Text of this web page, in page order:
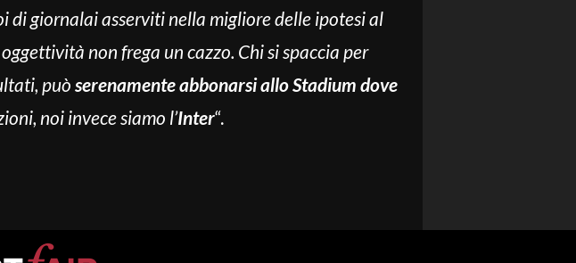
di giornalai asserviti nella migliore delle ipotesi al
non frega un cazzo. Chi si spaccia per
può serenamente abbonarsi allo Stadium dove
noi invece siamo l’Inter“.